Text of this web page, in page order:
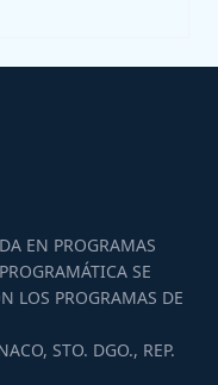
EN PROGRAMAS
SE
LOS PROGRAMAS DE
STO. DGO., REP.